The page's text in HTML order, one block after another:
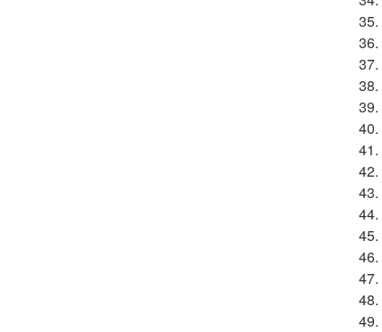
35.
36.
37.
38.
39.
40.
41.
42.
43.
44.
45.
46.
47.
48.
49.